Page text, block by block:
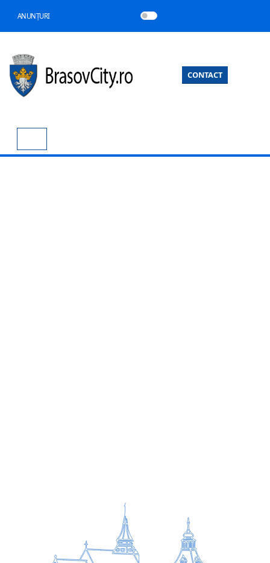
ANUNȚURI
CONTACT